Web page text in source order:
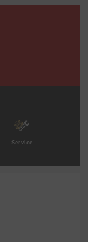
Service